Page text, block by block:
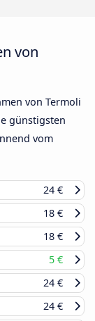
von
von Termoli
günstigsten
vom
24 €
18 €
18 €
5 €
24 €
24 €